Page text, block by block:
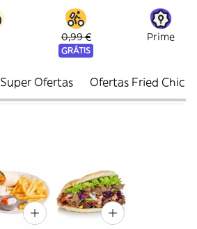
0,99 €
GRÁTIS
Prime
Super Ofertas Ofertas Fried